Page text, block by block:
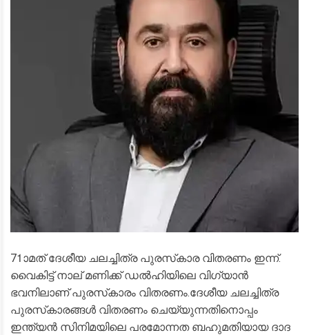
71ാമത് ദേശീയ ചലച്ചിത്ര പുരസ്‌കാര വിതരണം ഇന്ന്.
വൈകിട്ട് നാല് മണിക്ക് ഡൽഹിയിലെ വിഗ്യാൻ
ഭവനിലാണ് പുരസ്‌കാരം വിതരണം.ദേശീയ ചലച്ചിത്ര
പുരസ്‌കാരങ്ങൾ വിതരണം ചെയ്യുന്നതിനൊപ്പം
ഇന്ത്യൻ സിനിമയിലെ പരമോന്നത ബഹുമതിയായ ദാദ